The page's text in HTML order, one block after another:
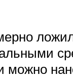
можно